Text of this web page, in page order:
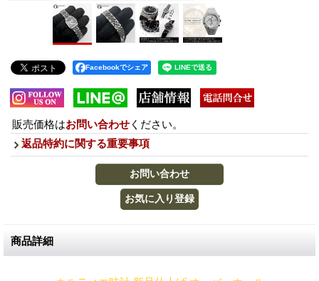
Facebookでシェア
販売価格はお問い合わせ ください。
返品特約に関する重要事項
商品詳細